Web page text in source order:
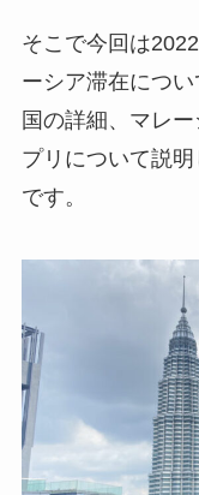
そこで今回は
ーシア滞在につ
国の詳細、マレ
プリについて説
です。